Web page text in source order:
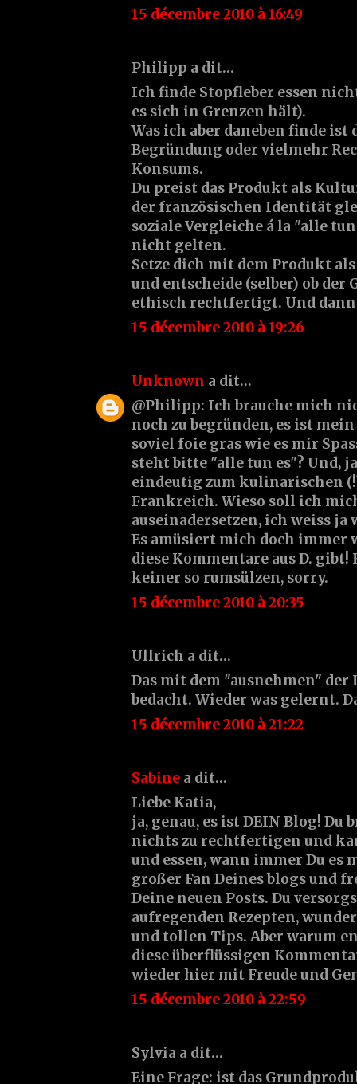
15 décembre 2010 à 16:49
Philipp a dit…
Ich finde Stopfleber essen
es sich in Grenzen hält).
Was ich aber daneben finde ist
Begründung oder vielmehr
Konsums.
Du preist das Produkt als
der französischen Identität
soziale Vergleiche á la "alle
nicht gelten.
Setze dich mit dem Produkt
und entscheide (selber) ob der
ethisch rechtfertigt. Und dann
15 décembre 2010 à 19:26
Unknown a dit…
@Philipp: Ich brauche mich
noch zu begründen, es ist
soviel foie gras wie es mir
steht bitte "alle tun es"? Und,
eindeutig zum kulinarischen
Frankreich. Wieso soll ich
auseinadersetzen, ich weiss ja
Es amüsiert mich doch immer
diese Kommentare aus D. gibt!
keiner so rumsülzen, sorry.
15 décembre 2010 à 20:35
Ullrich a dit…
Das mit dem "ausnehmen"
bedacht. Wieder was gelernt.
15 décembre 2010 à 21:22
Sabine a dit…
Liebe Katia,
ja, genau, es ist DEIN Blog! Du
nichts zu rechtfertigen und
und essen, wann immer Du es
großer Fan Deines blogs und
Deine neuen Posts. Du
aufregenden Rezepten,
und tollen Tips. Aber warum
diese überflüssigen
wieder hier mit Freude und
15 décembre 2010 à 22:59
Sylvia a dit…
Eine Frage: ist das